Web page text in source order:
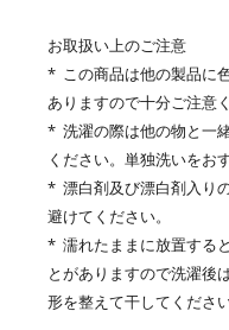
お取扱い上のご注意
* この商品は他の製品に
ありますので十分ご注意
* 洗濯の際は他の物と一
ください。単独洗いをお
* 漂白剤及び漂白剤入り
避けてください。
* 濡れたままに放置する
とがありますので洗濯後
形を整えて干してください